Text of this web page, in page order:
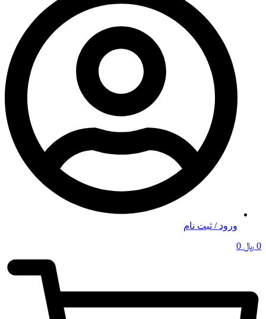
ورود / ثبت نام
0 ﷼ 0